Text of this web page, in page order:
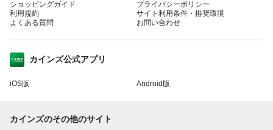
ショッピングガイド
利用規約
よくある質問
プライバシーポリシー
サイト利用条件・推奨環境
お問い合わせ
カインズ公式アプリ
iOS版 Android版
カインズのその他のサイト